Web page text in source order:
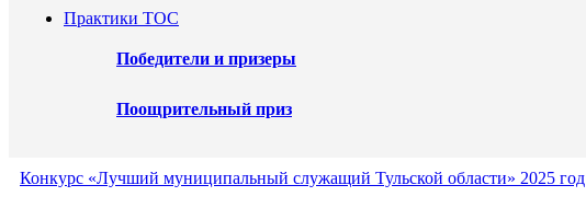
Практики ТОС
Победители и призеры
Поощрительный приз
Конкурс «Лучший муниципальный служащий Тульской области» 2025 год